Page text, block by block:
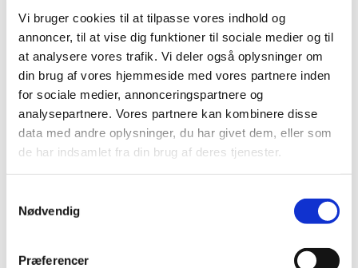
Vi bruger cookies til at tilpasse vores indhold og
annoncer, til at vise dig funktioner til sociale medier og til
at analysere vores trafik. Vi deler også oplysninger om
din brug af vores hjemmeside med vores partnere inden
for sociale medier, annonceringspartnere og
analysepartnere. Vores partnere kan kombinere disse
data med andre oplysninger, du har givet dem, eller som
de har indsamlet fra din brug af deres tjenester.
Nødvendig
Præferencer